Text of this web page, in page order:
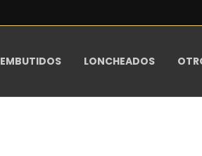
LONCHEADOS
EMBUTIDOS